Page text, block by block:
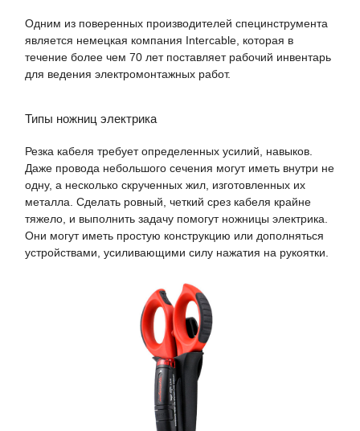
Одним из поверенных производителей специнструмента
является немецкая компания Intercable, которая в
течение более чем 70 лет поставляет рабочий инвентарь
для ведения электромонтажных работ.
Типы ножниц электрика
Резка кабеля требует определенных усилий, навыков.
Даже провода небольшого сечения могут иметь внутри не
одну, а несколько скрученных жил, изготовленных их
металла. Сделать ровный, четкий срез кабеля крайне
тяжело, и выполнить задачу помогут ножницы электрика.
Они могут иметь простую конструкцию или дополняться
устройствами, усиливающими силу нажатия на рукоятки.